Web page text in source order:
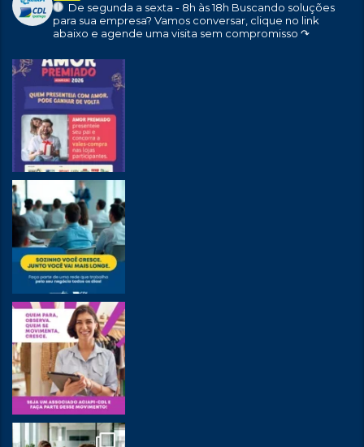
De segunda a sexta - 8h às 18h Buscando soluções
para sua empresa? Vamos conversar, clique no link
abaixo e agende uma visita sem compromisso ↷